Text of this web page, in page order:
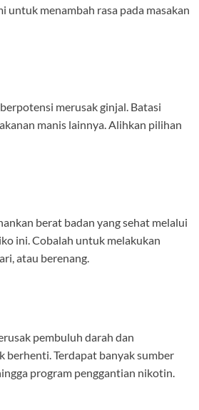
untuk menambah rasa pada masakan
merusak ginjal. Batasi
manis lainnya. Alihkan pilihan
berat badan yang sehat melalui
ini. Cobalah untuk melakukan
atau berenang.
pembuluh darah dan
berhenti. Terdapat banyak sumber
program penggantian nikotin.